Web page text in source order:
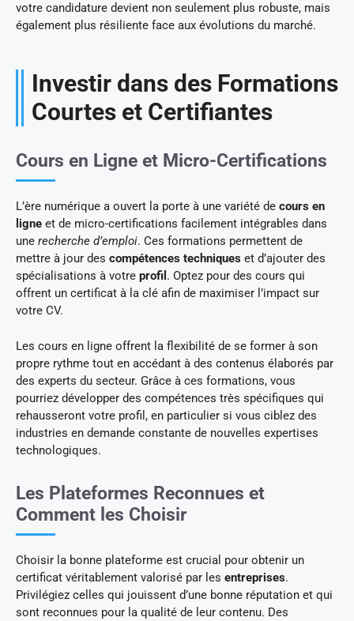
votre candidature devient non seulement plus robuste, mais
également plus résiliente face aux évolutions du marché.
Investir dans des Formations
Courtes et Certifiantes
Cours en Ligne et Micro-Certifications
L’ère numérique a ouvert la porte à une variété de cours en
ligne et de micro-certifications facilement intégrables dans
une recherche d’emploi. Ces formations permettent de
mettre à jour des compétences techniques et d’ajouter des
spécialisations à votre profil . Optez pour des cours qui
offrent un certificat à la clé afin de maximiser l’impact sur
votre CV.
Les cours en ligne offrent la flexibilité de se former à son
propre rythme tout en accédant à des contenus élaborés par
des experts du secteur. Grâce à ces formations, vous
pourriez développer des compétences très spécifiques qui
rehausseront votre profil, en particulier si vous ciblez des
industries en demande constante de nouvelles expertises
technologiques.
Les Plateformes Reconnues et
Comment les Choisir
Choisir la bonne plateforme est crucial pour obtenir un
certificat véritablement valorisé par les entreprises.
Privilégiez celles qui jouissent d’une bonne réputation et qui
sont reconnues pour la qualité de leur contenu. Des